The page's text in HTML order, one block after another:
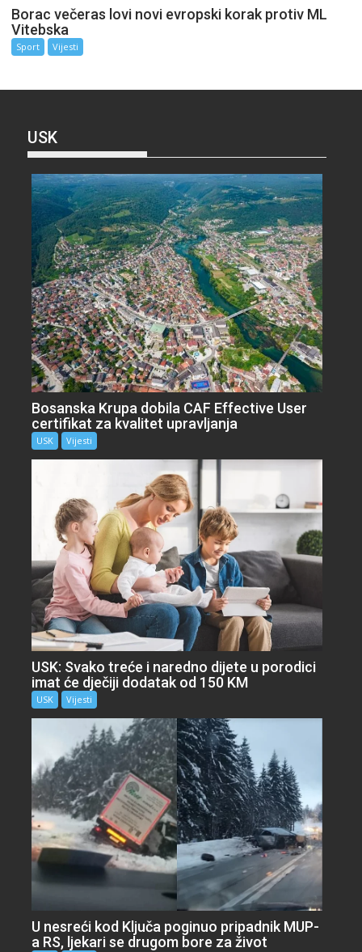
Borac večeras lovi novi evropski korak protiv ML
Vitebska
Sport Vijesti
USK
Bosanska Krupa dobila CAF Effective User
certifikat za kvalitet upravljanja
USK Vijesti
USK: Svako treće i naredno dijete u porodici
imat će dječiji dodatak od 150 KM
USK Vijesti
U nesreći kod Ključa poginuo pripadnik MUP-
a RS, ljekari se drugom bore za život